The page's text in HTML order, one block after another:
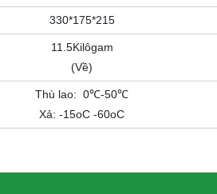
330*175*215
11.5Kilôgam
(Về)
Thù lao: 0℃-50℃
Xả: -15oC -60oC